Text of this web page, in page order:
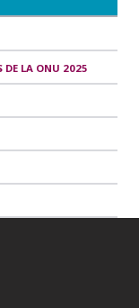
DE LA ONU 2025